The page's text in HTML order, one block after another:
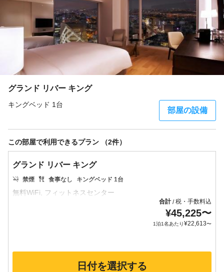
グランド リバー キング
キングベッド 1台
部屋の設備
この部屋で利用できるプラン （2件）
グランド リバー キング
禁煙 食事なし キングベッド 1台
合計/税・手数料込
¥45,225〜
1泊1名あたり¥22,613〜
日付を選択する